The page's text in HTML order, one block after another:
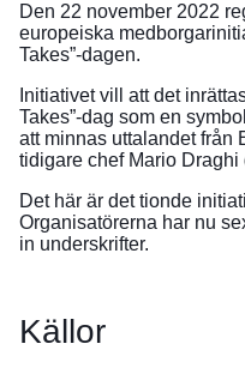
Den 22 november 2022
europeiska
Takes”-dagen.
Initiativet vill att det
Takes”-dag som en
att minnas uttalandet från
tidigare chef Mario Draghi
Det här är det tionde
Organisatörerna har nu
in underskrifter.
Källor